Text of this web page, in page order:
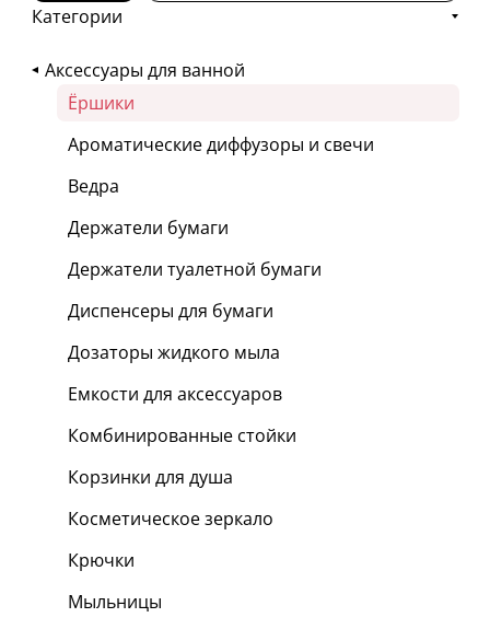
Сталь
Категории
Аксессуары для ванной
Ёршики
Ароматические диффузоры и свечи
Ведра
Держатели бумаги
Держатели туалетной бумаги
Диспенсеры для бумаги
Дозаторы жидкого мыла
Емкости для аксессуаров
Комбинированные стойки
Корзинки для душа
Косметическое зеркало
Крючки
Мыльницы